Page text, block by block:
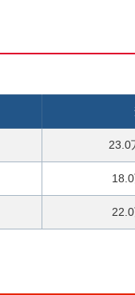
23.0